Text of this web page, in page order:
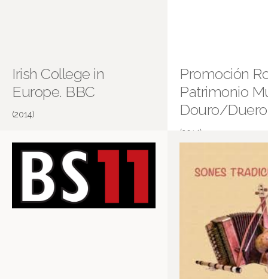
Irish College in
Europe. BBC
(2014)
Promoción
Patrimonio
Douro/Duero
(2014)